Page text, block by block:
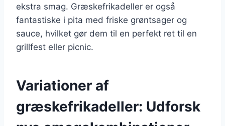
ekstra smag. Græskefrikadeller er også
fantastiske i pita med friske grøntsager og
sauce, hvilket gør dem til en perfekt ret til en
grillfest eller picnic.
Variationer af
græskefrikadeller: Udforsk